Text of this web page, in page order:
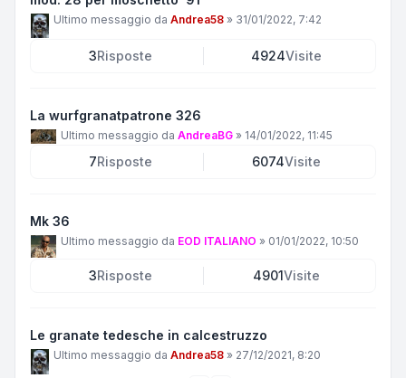
Ultimo messaggio da Andrea58 » 31/01/2022, 7:42
3Risposte 4924Visite
La wurfgranatpatrone 326
Ultimo messaggio da AndreaBG » 14/01/2022, 11:45
7Risposte 6074Visite
Mk 36
Ultimo messaggio da EOD ITALIANO » 01/01/2022, 10:50
3Risposte 4901Visite
Le granate tedesche in calcestruzzo
Ultimo messaggio da Andrea58 » 27/12/2021, 8:20